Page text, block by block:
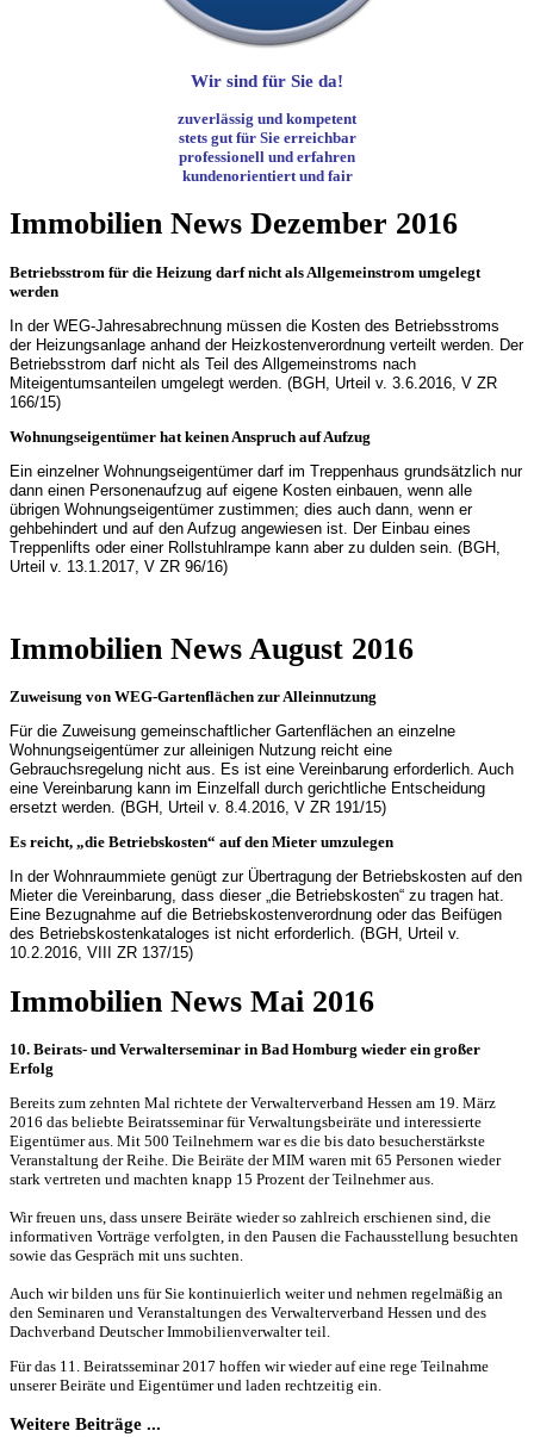
Wir sind für Sie da!
zuverlässig und kompetent
stets gut für Sie erreichbar
professionell und erfahren
kundenorientiert und fair
Immobilien News Dezember 2016
Betriebsstrom für die Heizung darf nicht als Allgemeinstrom umgelegt
werden
In der WEG-Jahresabrechnung müssen die Kosten des Betriebsstroms
der Heizungsanlage anhand der Heizkostenverordnung verteilt werden. Der
Betriebsstrom darf nicht als Teil des Allgemeinstroms nach
Miteigentumsanteilen umgelegt werden. (BGH, Urteil v. 3.6.2016, V ZR
166/15)
Wohnungseigentümer hat keinen Anspruch auf Aufzug
Ein einzelner Wohnungseigentümer darf im Treppenhaus grundsätzlich nur
dann einen Personenaufzug auf eigene Kosten einbauen, wenn alle
übrigen Wohnungseigentümer zustimmen; dies auch dann, wenn er
gehbehindert und auf den Aufzug angewiesen ist. Der Einbau eines
Treppenlifts oder einer Rollstuhlrampe kann aber zu dulden sein. (BGH,
Urteil v. 13.1.2017, V ZR 96/16)
Immobilien News August 2016
Zuweisung von WEG-Gartenflächen zur Alleinnutzung
Für die Zuweisung gemeinschaftlicher Gartenflächen an einzelne
Wohnungseigentümer zur alleinigen Nutzung reicht eine
Gebrauchsregelung nicht aus. Es ist eine Vereinbarung erforderlich. Auch
eine Vereinbarung kann im Einzelfall durch gerichtliche Entscheidung
ersetzt werden. (BGH, Urteil v. 8.4.2016, V ZR 191/15)
Es reicht, „die Betriebskosten“ auf den Mieter umzulegen
In der Wohnraummiete genügt zur Übertragung der Betriebskosten auf den
Mieter die Vereinbarung, dass dieser „die Betriebskosten“ zu tragen hat.
Eine Bezugnahme auf die Betriebskostenverordnung oder das Beifügen
des Betriebskostenkataloges ist nicht erforderlich. (BGH, Urteil v.
10.2.2016, VIII ZR 137/15)
Immobilien News Mai 2016
10. Beirats- und Verwalterseminar in Bad Homburg wieder ein großer
Erfolg
Bereits zum zehnten Mal richtete der Verwalterverband Hessen am 19. März
2016 das beliebte Beiratsseminar für Verwaltungsbeiräte und interessierte
Eigentümer aus. Mit 500 Teilnehmern war es die bis dato besucherstärkste
Veranstaltung der Reihe. Die Beiräte der MIM waren mit 65 Personen wieder
stark vertreten und machten knapp 15 Prozent der Teilnehmer aus.
Wir freuen uns, dass unsere Beiräte wieder so zahlreich erschienen sind, die
informativen Vorträge verfolgten, in den Pausen die Fachausstellung besuchten
sowie das Gespräch mit uns suchten.
Auch wir bilden uns für Sie kontinuierlich weiter und nehmen regelmäßig an
den Seminaren und Veranstaltungen des Verwalterverband Hessen und des
Dachverband Deutscher Immobilienverwalter teil.
Für das 11. Beiratsseminar 2017 hoffen wir wieder auf eine rege Teilnahme
unserer Beiräte und Eigentümer und laden rechtzeitig ein.
Weitere Beiträge ...